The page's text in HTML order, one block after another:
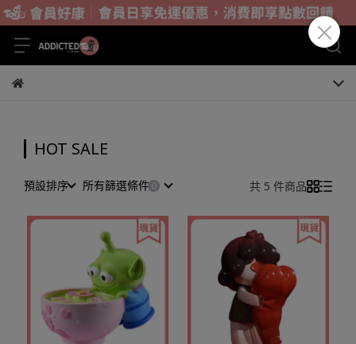
HOT SALE
預設排序 所有篩選條件 共 5 件商品